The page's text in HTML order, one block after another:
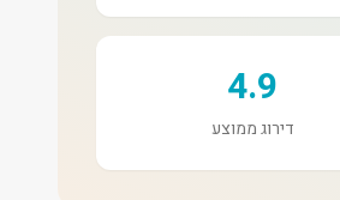
4.9
דירוג ממוצע